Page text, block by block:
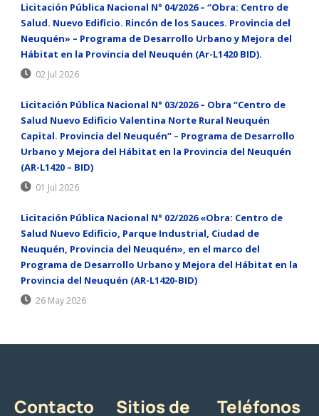
Licitación Pública Nacional N° 04/2026 – “Obra: Centro de
Salud. Nuevo Edificio. Rincón de los Sauces. Provincia del
Neuquén» – Programa de Desarrollo Urbano y Mejora del
Hábitat en la Provincia del Neuquén (Ar-L1420 BID).
02 Jul 2026
Licitación Pública Nacional N° 03/2026 – Obra “Centro de
Salud Nuevo Edificio Valentina Norte Rural Neuquén
Capital. Provincia del Neuquén” – Programa de Desarrollo
Urbano y Mejora del Hábitat en la Provincia del Neuquén
(AR-L1420 – BID)
01 Jul 2026
Licitación Pública Nacional N° 02/2026 «Obra: Centro de
Salud Nuevo Edificio, Parque Industrial, Ciudad de
Neuquén, Provincia del Neuquén», en el marco del
Programa de Desarrollo Urbano y Mejora del Hábitat en la
Provincia del Neuquén (AR-L1420-BID)
26 May 2026
Contacto
Sitios de
Teléfonos